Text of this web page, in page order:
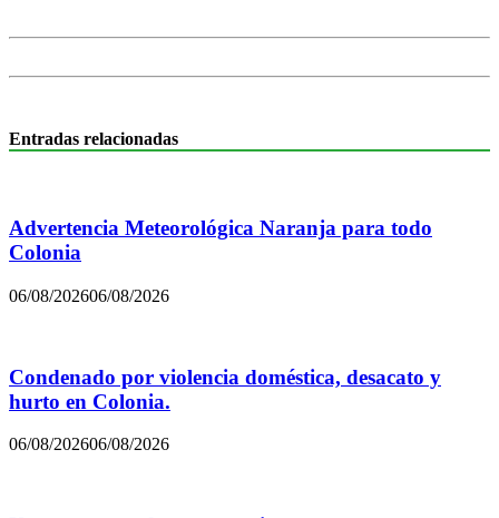
Entradas relacionadas
Advertencia Meteorológica Naranja para todo
Colonia
06/08/202606/08/2026
Condenado por violencia doméstica, desacato y
hurto en Colonia.
06/08/202606/08/2026